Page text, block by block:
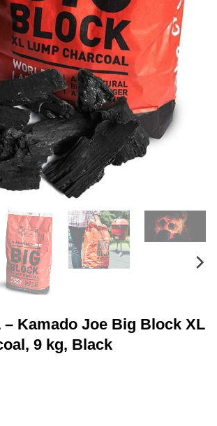
– Kamado Joe Big Block XL
9 kg, Black